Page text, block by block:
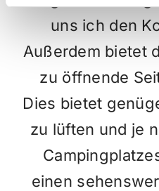
uns ich den
Außerdem bietet
zu öffnende
Dies bietet
zu lüften und je
einen